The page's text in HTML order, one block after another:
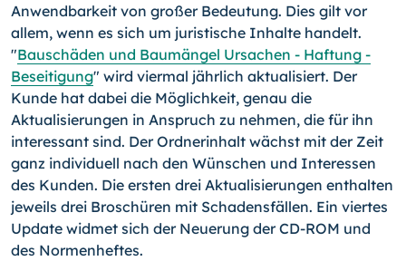
Anwendbarkeit von großer Bedeutung. Dies gilt vor
allem, wenn es sich um juristische Inhalte handelt.
"Bauschäden und Baumängel Ursachen - Haftung -
Beseitigung" wird viermal jährlich aktualisiert. Der
Kunde hat dabei die Möglichkeit, genau die
Aktualisierungen in Anspruch zu nehmen, die für ihn
interessant sind. Der Ordnerinhalt wächst mit der Zeit
ganz individuell nach den Wünschen und Interessen
des Kunden. Die ersten drei Aktualisierungen enthalten
jeweils drei Broschüren mit Schadensfällen. Ein viertes
Update widmet sich der Neuerung der CD-ROM und
des Normenheftes.